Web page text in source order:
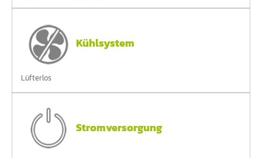
Kühlsystem
Lüfterlos
Stromversorgung